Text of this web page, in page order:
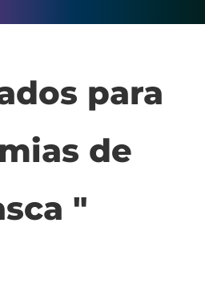
para
de
"